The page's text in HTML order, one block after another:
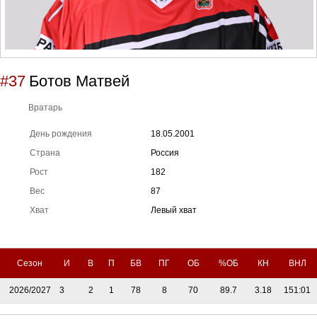
#37 Ботов Матвей
Вратарь
День рождения
Страна
Рост
Вес
Хват
18.05.2001
Россия
182
87
Левый хват
Сезон И В П БВ ПГ ОБ %ОБ КН ВНЛ
2026/2027 3 2 1 78 8 70 89.7 3.18 151:01